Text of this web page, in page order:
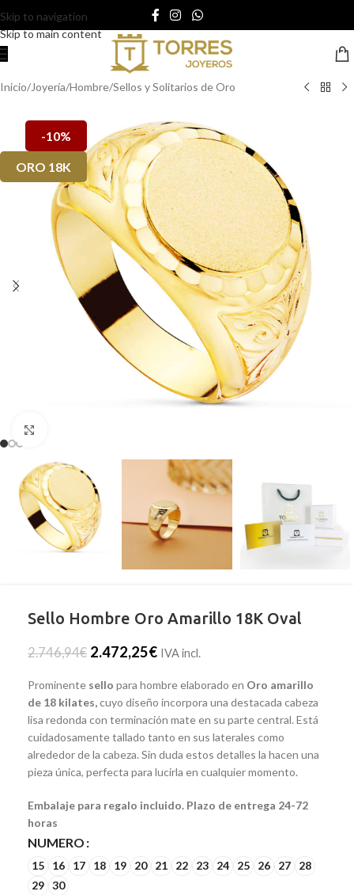
Skip to navigation
Skip to main content
Inicio/Joyería/Hombre/Sellos y Solitarios de Oro
-10%
ORO 18K
Sello Hombre Oro Amarillo 18K Oval
2.746,94€ 2.472,25€ IVA incl.
Prominente sello para hombre elaborado en Oro amarillo
de 18 kilates,cuyo diseño incorpora una destacada cabeza
lisa redonda con terminación mate en su parte central. Está
cuidadosamente tallado tanto en sus laterales como
alrededor de la cabeza. Sin duda estos detalles la hacen una
pieza única, perfecta para lucirla en cualquier momento.
Embalaje para regalo incluido. Plazo de entrega 24-72
horas
NUMERO
15 16 17 18 19 20 21 22 23 24 25 26 27
28
29 30